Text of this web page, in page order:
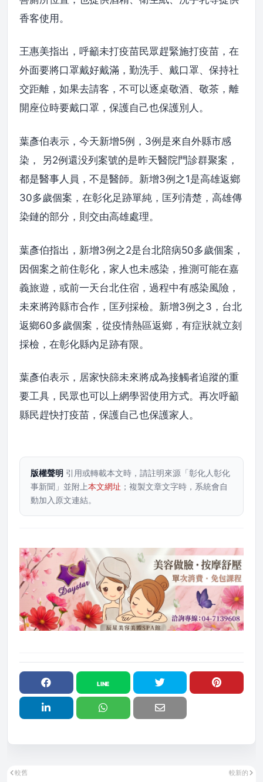
香客使用。
王惠美指出，呼籲未打疫苗民眾趕緊施打疫苗，在
外面要將口罩戴好戴滿，勤洗手、戴口罩、保持社
交距離，如果去請客，不可以逐桌敬酒、敬茶，離
開座位時要戴口罩，保護自己也保護別人。
葉彥伯表示，今天新增5例，3例是來自外縣市感
染， 另2例還没列案號的是昨天醫院門診群聚案，
都是醫事人員，不是醫師。新增3例之1是高雄返鄉
30多歲個案，在彰化足跡單純，匡列清楚，高雄傳
染鏈的部分，則交由高雄處理。
葉彥伯指出，新增3例之2是台北陪病50多歲個案，
因個案之前住彰化，家人也未感染，推測可能在嘉
義旅遊，或前一天台北住宿，過程中有感染風險，
未來將跨縣市合作，匡列採檢。新增3例之3，台北
返鄉60多歲個案，從疫情熱區返鄉，有症狀就立刻
採檢，在彰化縣內足跡有限。
葉彥伯表示，居家快篩未來將成為接觸者追蹤的重
要工具，民眾也可以上網學習使用方式。再次呼籲
縣民趕快打疫苗，保護自己也保護家人。
版權聲明 引用或轉載本文時，請註明來源「彰化人彰化
事新聞」並附上本文網址 ；複製文章文字時，系統會自
動加入原文連結。
較新的
較舊